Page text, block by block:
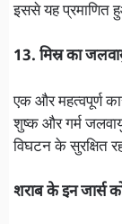
इससे यह प्रमाणित
13. मिस्र का
एक और महत्वपूर्ण
शुष्क और गर्म
विघटन के सुरक्षित
शराब के इन जार्स